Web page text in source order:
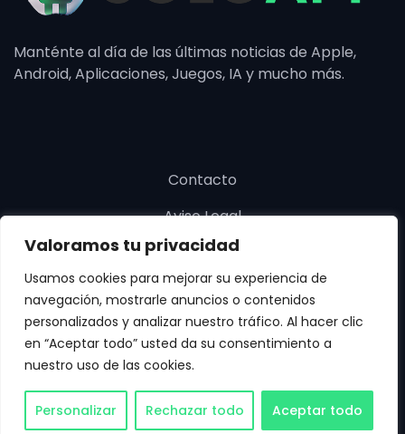
Valoramos tu privacidad
Usamos cookies para mejorar su experiencia de
navegación, mostrarle anuncios o contenidos
personalizados y analizar nuestro tráfico. Al hacer clic
en “Aceptar todo” usted da su consentimiento a
nuestro uso de las cookies.
Personalizar Rechazar todo Aceptar todo
Manténte al día de las últimas noticias de Apple,
Android, Aplicaciones, Juegos, IA y mucho más.
Contacto
Aviso Legal
Política de cookies
Política de privacidad
Copyright © SoloApp 2025. Todos los derechos
reservados.